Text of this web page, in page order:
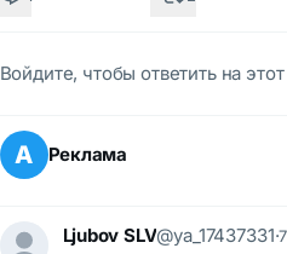
Войдите, чтобы ответить на
А Реклама
Ljubov SLV@ya_17437331·